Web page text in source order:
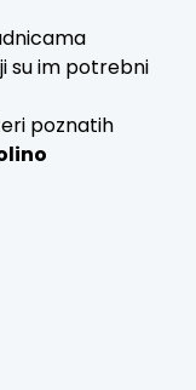
su im potrebni
poznatih